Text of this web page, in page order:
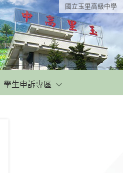
國立玉里高級中學
學生申訴專區